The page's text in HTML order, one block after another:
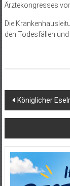
Ärztekongresses
Die
den Todesfällen
Königlicher